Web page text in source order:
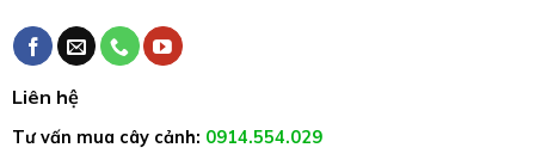
Liên hệ
Tư vấn mua cây cảnh: 0914.554.029